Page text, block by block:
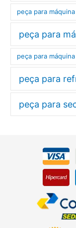
peça para
peça para
peça para
peça para
peça para